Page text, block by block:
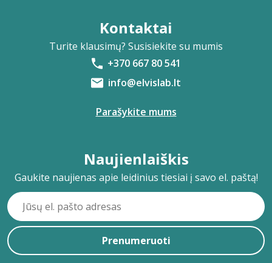
Kontaktai
Turite klausimų? Susisiekite su mumis
+370 667 80 541
info@elvislab.lt
Parašykite mums
Naujienlaiškis
Gaukite naujienas apie leidinius tiesiai į savo el. paštą!
Prenumeruoti